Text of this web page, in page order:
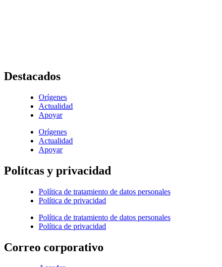
Destacados
Orígenes
Actualidad
Apoyar
Orígenes
Actualidad
Apoyar
Polítcas y privacidad
Política de tratamiento de datos personales
Política de privacidad
Política de tratamiento de datos personales
Política de privacidad
Correo corporativo